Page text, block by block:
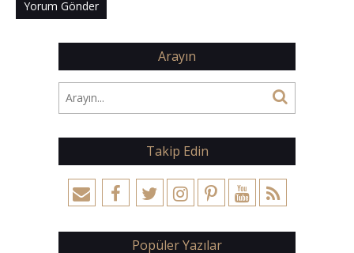
Arayın
Takip Edin
Popüler Yazılar